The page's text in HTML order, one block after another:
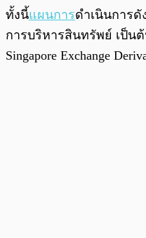
ทั้งนี้แผนการดำเนินการดั
การบริหารสินทรัพย์ เป็นต้
Singapore Exchange